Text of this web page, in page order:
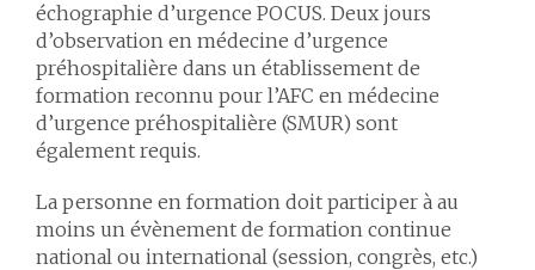
échographie d’urgence POCUS. Deux jours
d’observation en médecine d’urgence
préhospitalière dans un établissement de
formation reconnu pour l’AFC en médecine
d’urgence préhospitalière (SMUR) sont
également requis.
La personne en formation doit participer à au
moins un évènement de formation continue
national ou international (session, congrès, etc.)